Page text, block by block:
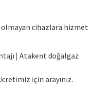
cihazlara hizmet
| Atakent doğalgaz
için arayınız.